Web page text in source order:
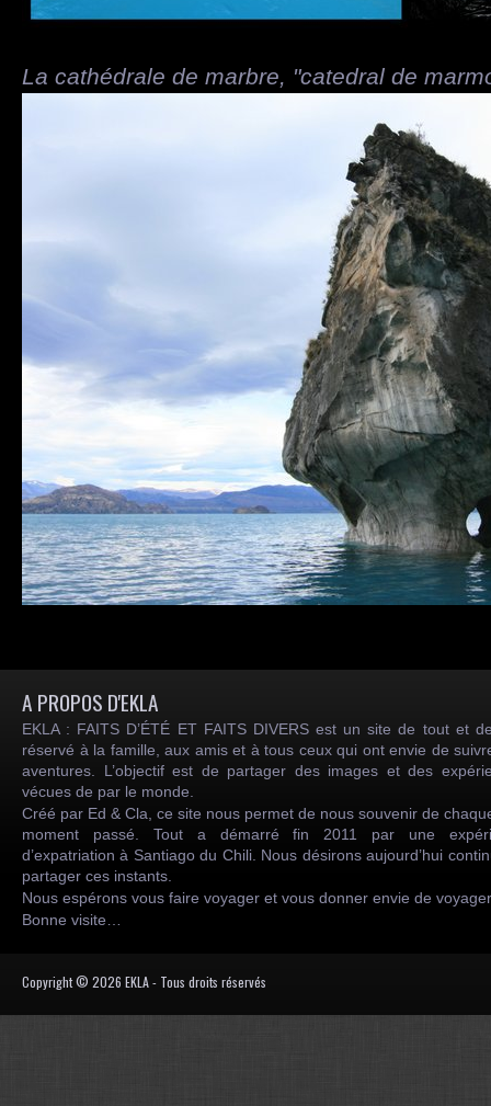
La cathédrale de marbre, "catedral de
A PROPOS D'EKLA
EKLA : FAITS D’ÉTÉ ET FAITS DIVERS est un site de tout et
réservé à la famille, aux amis et à tous ceux qui ont envie de
aventures. L’objectif est de partager des images et des
vécues de par le monde.
Créé par Ed & Cla, ce site nous permet de nous souvenir de
moment passé. Tout a démarré fin 2011 par une
d’expatriation à Santiago du Chili. Nous désirons aujourd’hui
partager ces instants.
Nous espérons vous faire voyager et vous donner envie de
Bonne visite…
Copyright © 2026 EKLA - Tous droits réservés